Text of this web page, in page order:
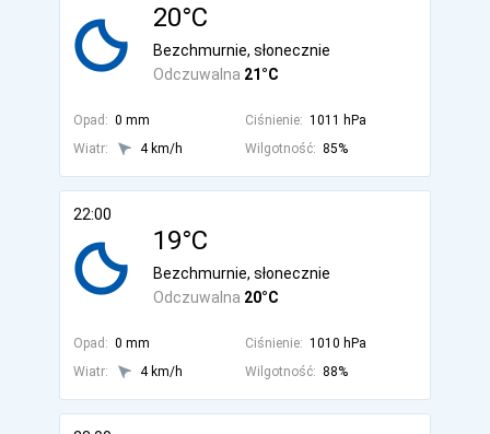
20°C
Odczuwalna 21°C
Bezchmurnie, słonecznie
Opad: 0 mm Ciśnienie: 1011 hPa
Wiatr:
4 km/h Wilgotność: 85%
22:00
19°C
Odczuwalna 20°C
Bezchmurnie, słonecznie
Opad: 0 mm Ciśnienie: 1010 hPa
Wiatr:
4 km/h Wilgotność: 88%